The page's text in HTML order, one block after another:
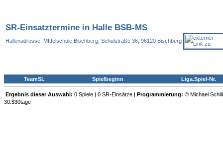
SR-Einsatztermine in Halle BSB-MS
Hallenadresse: MIttelschule Bischberg, Schulstraße 36, 96120 Bischberg
TeamSL Spielbeginn Liga.Spiel-Nr.
Ergebnis dieser Auswahl: 0 Spiele | 0 SR-Einsätze | Programmierung: © Michael
30:$30tage